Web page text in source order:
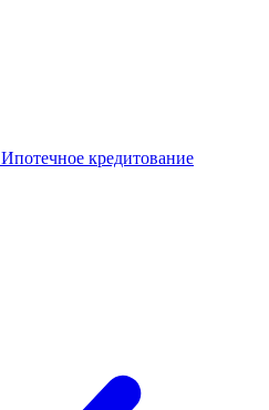
Ипотечное кредитование